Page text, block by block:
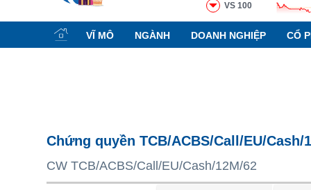
VS 100
VĨ MÔ NGÀNH DOANH NGHIỆP CỔ
Chứng quyền TCB/ACBS/Call/EU/Cash/
CW TCB/ACBS/Call/EU/Cash/12M/62
Tính năng Ngành Mã chứng khoán Lãnh
BẤT ĐỘNG SẢN
TÀI CHÍNH